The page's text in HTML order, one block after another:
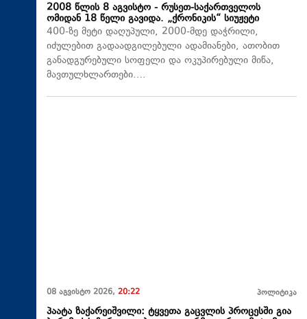
2008 წლის 8 აგვისტო - რუსეთ-საქართველოს
ომიდან 18 წელი გავიდა. „ქრონიკის“ სიუჟეტი
400-ზე მეტი დაღუპული, 2000-მდე დაჭრილი,
იძულებით გადაადგილებული ადამიანები, ათობით
განადგურებული სოფელი და ოკუპირებული მიწა,
მავთულხლართები….
08 აგვისტო 2026, 20:22 პოლიტიკა
პაატა ზაქარეიშვილი: ტყვეთა გაცვლის პროცესში გია